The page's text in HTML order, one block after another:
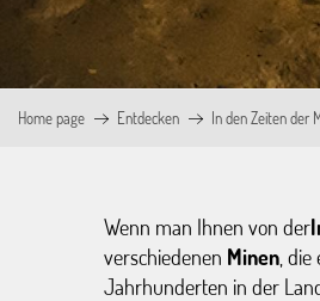
Home page Entdecken In den Zeiten der
Wenn man Ihnen von der
verschiedenen Minen ,
Jahrhunderten in der